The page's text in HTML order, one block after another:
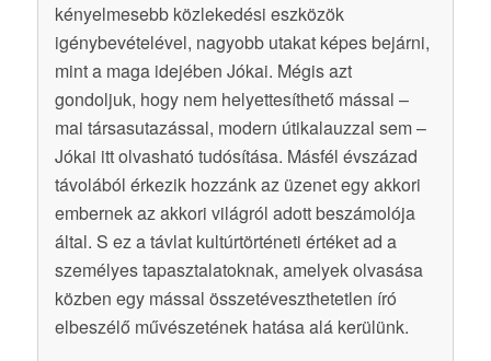
kényelmesebb közlekedési eszközök
igénybevételével, nagyobb utakat képes bejárni,
mint a maga idejében Jókai. Mégis azt
gondoljuk, hogy nem helyettesíthető mással –
mai társasutazással, modern útikalauzzal sem –
Jókai itt olvasható tudósítása. Másfél évszázad
távolából érkezik hozzánk az üzenet egy akkori
embernek az akkori világról adott beszámolója
által. S ez a távlat kultúrtörténeti értéket ad a
személyes tapasztalatoknak, amelyek olvasása
közben egy mással összetéveszthetetlen író
elbeszélő művészetének hatása alá kerülünk.